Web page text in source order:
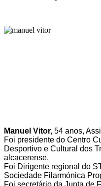
Manuel Vitor, 54 anos,
Foi presidente do Centro
Desportivo e Cultural dos
alcacerense.
Foi Dirigente regional do
Sociedade Filarmónica
Foi secretário da Junta de